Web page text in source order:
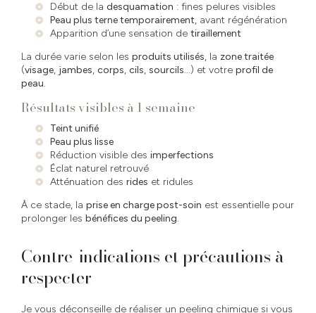
Début de la desquamation : fines pelures visibles
Peau plus terne temporairement, avant régénération
Apparition d’une sensation de tiraillement
La durée varie selon les produits utilisés, la zone traitée
(visage, jambes, corps, cils, sourcils...) et votre profil de
peau.
Résultats visibles à 1 semaine
Teint unifié
Peau plus lisse
Réduction visible des imperfections
Éclat naturel retrouvé
Atténuation des rides et ridules
À ce stade, la prise en charge post-soin est essentielle pour
prolonger les bénéfices du peeling.
Contre-indications et précautions à
respecter
Je vous déconseille de réaliser un peeling chimique si vous